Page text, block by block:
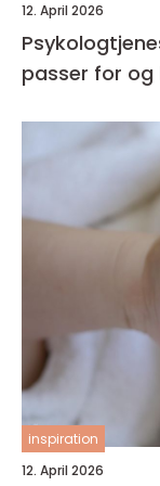
12. April 2026
passer for
inspiration
12. April 2026